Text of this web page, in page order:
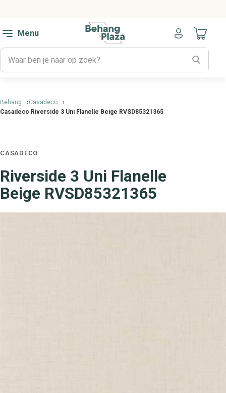
Menu
Naar
Behang
Casadeco
Casadeco Riverside 3 Uni Flanelle Beige RVSD85321365
CASADECO
Riverside 3 Uni Flanelle
Beige RVSD85321365